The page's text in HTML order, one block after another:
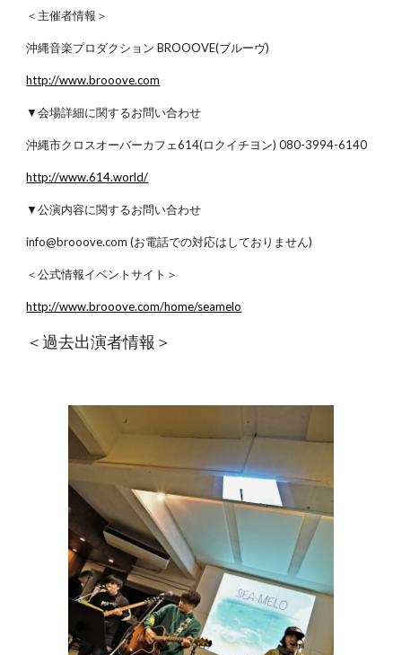
＜主催者情報＞
沖縄音楽プロダクション BROOOVE(ブルーヴ)
http://www.brooove.com
▼会場詳細に関するお問い合わせ
沖縄市クロスオーバーカフェ614(ロクイチヨン) 080-3994-6140
http://www.614.world/
▼公演内容に関するお問い合わせ
info@brooove.com (お電話での対応はしておりません)
＜公式情報イベントサイト＞
http://www.brooove.com/home/seamelo
＜過去出演者情報＞